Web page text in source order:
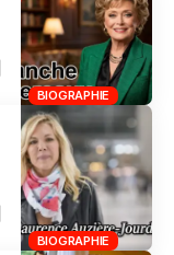
BIOGRAPHIE
BIOGRAPHIE